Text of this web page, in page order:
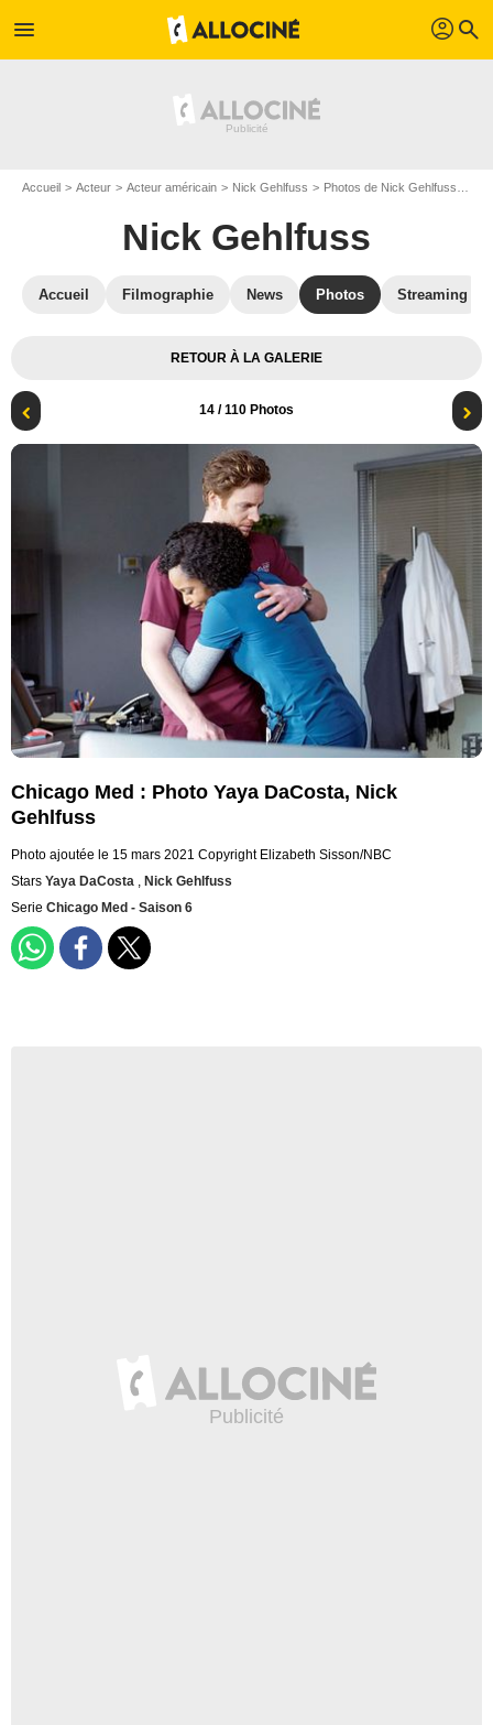
menu profil search
Accueil Acteur Acteur américain Nick Gehlfuss Photos de Nick Gehlfuss
Nick Gehlfuss
Accueil Filmographie News Photos Streaming
RETOUR À LA GALERIE
14 / 110 Photos
Chicago Med : Photo Yaya DaCosta, Nick
Gehlfuss
Photo ajoutée le 15 mars 2021 Copyright Elizabeth Sisson/NBC
Stars Yaya DaCosta , Nick Gehlfuss
Serie Chicago Med - Saison 6